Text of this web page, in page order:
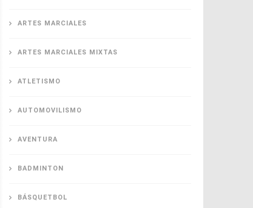
ARTES MARCIALES
ARTES MARCIALES MIXTAS
ATLETISMO
AUTOMOVILISMO
AVENTURA
BADMINTON
BÁSQUETBOL